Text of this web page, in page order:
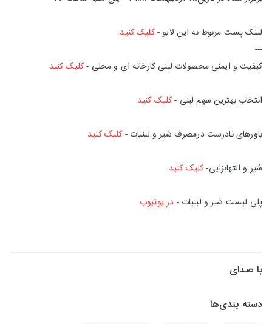
لینک پست مربوط به این لایو -کلیک کنید
---
کیفیت و ایمنی محصولات لبنی کارخانه ای و محلی -کلیک کنید
انتخاب بهترین سهم لبنی -کلیک کنید
باورهای نادرست درمصرف شیر و لبنیات - کلیک کنید
شیر و التهابزایی-کلیک کنید
پلی لیست شیر و لبنیات - در یوتیوب
با صدای
دسته بندی‌ها